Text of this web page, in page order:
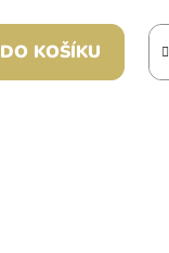
DO KOŠÍKU